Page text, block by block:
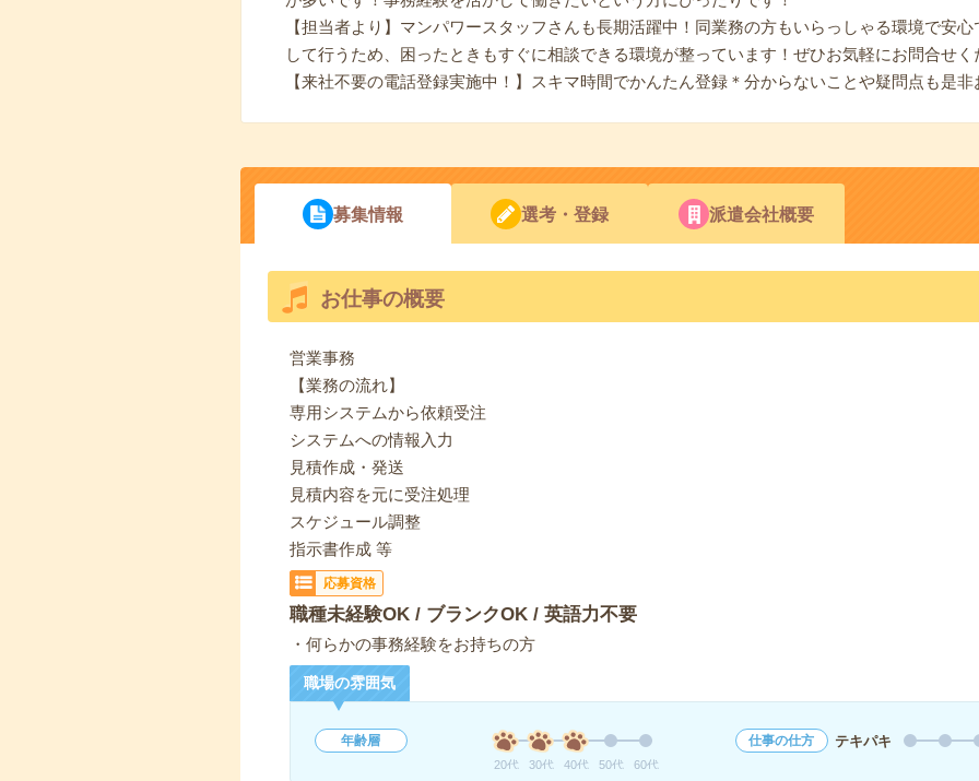
【担当者より】マンパワースタッフさんも長期活躍中！同業務の方もいらっしゃる環境で安
して行うため、困ったときもすぐに相談できる環境が整っています！ぜひお気軽にお問合せく
【来社不要の電話登録実施中！】スキマ時間でかんたん登録＊分からないことや疑問点も是
募集情報 選考・登録 派遣会社概要
お仕事の概要
営業事務
【業務の流れ】
専用システムから依頼受注
システムへの情報入力
見積作成・発送
見積内容を元に受注処理
スケジュール調整
指示書作成 等
応募資格
職種未経験OK / ブランクOK / 英語力不要
・何らかの事務経験をお持ちの方
職場の雰囲気
年齢層
20代 30代 40代 50代 60代
仕事の仕方 テキパキ